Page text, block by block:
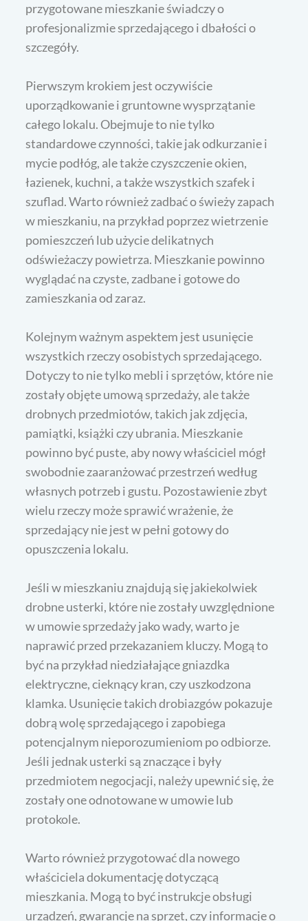
przygotowane mieszkanie świadczy o
profesjonalizmie sprzedającego i dbałości o
szczegóły.
Pierwszym krokiem jest oczywiście
uporządkowanie i gruntowne wysprzątanie
całego lokalu. Obejmuje to nie tylko
standardowe czynności, takie jak odkurzanie i
mycie podłóg, ale także czyszczenie okien,
łazienek, kuchni, a także wszystkich szafek i
szuflad. Warto również zadbać o świeży zapach
w mieszkaniu, na przykład poprzez wietrzenie
pomieszczeń lub użycie delikatnych
odświeżaczy powietrza. Mieszkanie powinno
wyglądać na czyste, zadbane i gotowe do
zamieszkania od zaraz.
Kolejnym ważnym aspektem jest usunięcie
wszystkich rzeczy osobistych sprzedającego.
Dotyczy to nie tylko mebli i sprzętów, które nie
zostały objęte umową sprzedaży, ale także
drobnych przedmiotów, takich jak zdjęcia,
pamiątki, książki czy ubrania. Mieszkanie
powinno być puste, aby nowy właściciel mógł
swobodnie zaaranżować przestrzeń według
własnych potrzeb i gustu. Pozostawienie zbyt
wielu rzeczy może sprawić wrażenie, że
sprzedający nie jest w pełni gotowy do
opuszczenia lokalu.
Jeśli w mieszkaniu znajdują się jakiekolwiek
drobne usterki, które nie zostały uwzględnione
w umowie sprzedaży jako wady, warto je
naprawić przed przekazaniem kluczy. Mogą to
być na przykład niedziałające gniazdka
elektryczne, cieknący kran, czy uszkodzona
klamka. Usunięcie takich drobiazgów pokazuje
dobrą wolę sprzedającego i zapobiega
potencjalnym nieporozumieniom po odbiorze.
Jeśli jednak usterki są znaczące i były
przedmiotem negocjacji, należy upewnić się, że
zostały one odnotowane w umowie lub
protokole.
Warto również przygotować dla nowego
właściciela dokumentację dotyczącą
mieszkania. Mogą to być instrukcje obsługi
urządzeń, gwarancje na sprzęt, czy informacje o